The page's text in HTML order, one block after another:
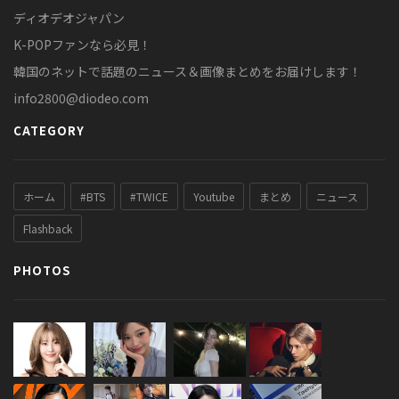
ディオデオジャパン
K-POPファンなら必見！
韓国のネットで話題のニュース＆画像まとめをお届けします！
info2800@diodeo.com
CATEGORY
ホーム #BTS #TWICE Youtube まとめ ニュース
Flashback
PHOTOS